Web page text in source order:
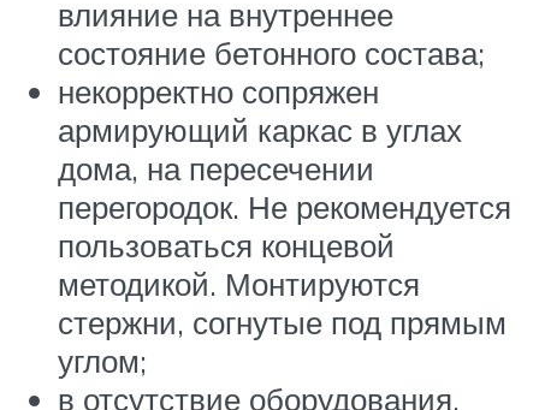
влияние на внутреннее
состояние бетонного состава;
некорректно сопряжен
армирующий каркас в углах
дома, на пересечении
перегородок. Не рекомендуется
пользоваться концевой
методикой. Монтируются
стержни, согнутые под прямым
углом;
в отсутствие оборудования,